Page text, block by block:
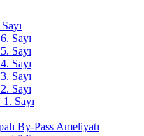
Sayı
Sayı
Sayı
Sayı
Sayı
Sayı
By-Pass Ameliyatı